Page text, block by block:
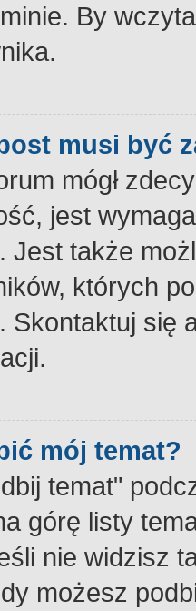
By
musi być
mógł
jest
Jest także
których
Skontaktuj się
mój temat?
temat"
górę listy
nie widzisz
możesz